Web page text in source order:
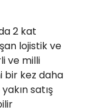
2 kat
lojistik ve
ve milli
bir kez daha
satış